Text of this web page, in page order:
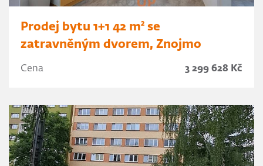
Prodej bytu 1+1 42 m² se
zatravněným dvorem, Znojmo
Cena 3 299 628 Kč